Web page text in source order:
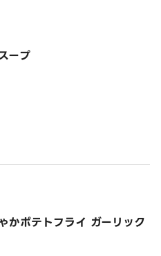
ープ
かポテトフライ ガーリック